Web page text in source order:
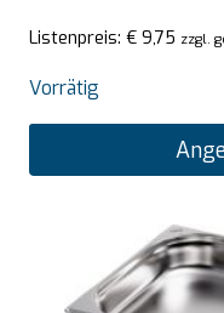
Listenpreis: € 9,75 zzgl.
Vorrätig